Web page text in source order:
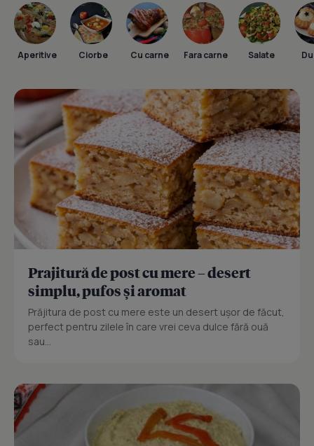
Aperitive Ciorbe Cu carne Fara carne Salate
Prajitură de post cu mere – desert
simplu, pufos și aromat
Prăjitura de post cu mere este un desert ușor de făcut,
perfect pentru zilele în care vrei ceva dulce fără ouă
sau...